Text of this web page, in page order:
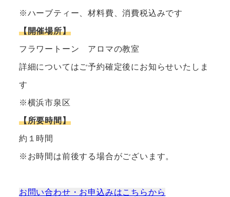
※ハーブティー、材料費、消費税込みです
【開催場所】
フラワートーン アロマの教室
詳細についてはご予約確定後にお知らせいたしま
す
※横浜市泉区
【所要時間】
約１時間
※お時間は前後する場合がございます。
お問い合わせ・お申込みはこちらから